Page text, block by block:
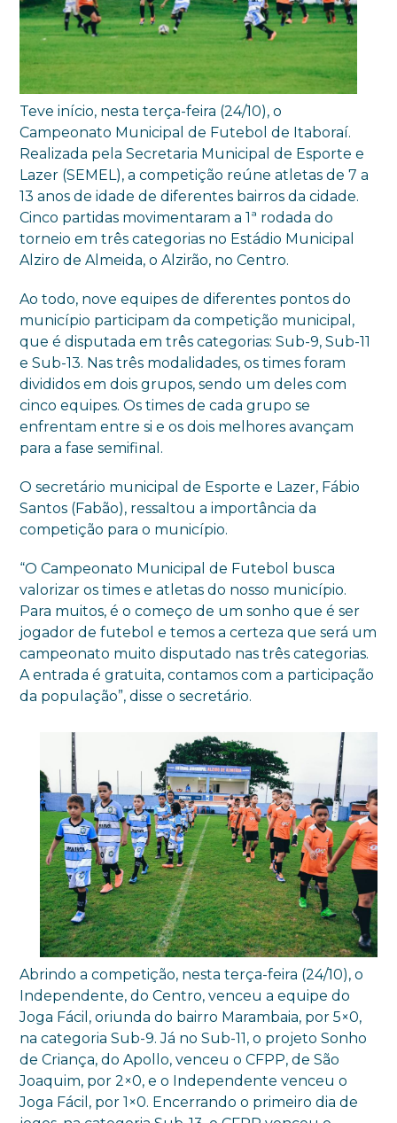
Teve início, nesta terça-feira (24/10), o
Campeonato Municipal de Futebol de Itaboraí.
Realizada pela Secretaria Municipal de Esporte e
Lazer (SEMEL), a competição reúne atletas de 7 a
13 anos de idade de diferentes bairros da cidade.
Cinco partidas movimentaram a 1ª rodada do
torneio em três categorias no Estádio Municipal
Alziro de Almeida, o Alzirão, no Centro.
Ao todo, nove equipes de diferentes pontos do
município participam da competição municipal,
que é disputada em três categorias: Sub-9, Sub-11
e Sub-13. Nas três modalidades, os times foram
divididos em dois grupos, sendo um deles com
cinco equipes. Os times de cada grupo se
enfrentam entre si e os dois melhores avançam
para a fase semifinal.
O secretário municipal de Esporte e Lazer, Fábio
Santos (Fabão), ressaltou a importância da
competição para o município.
“O Campeonato Municipal de Futebol busca
valorizar os times e atletas do nosso município.
Para muitos, é o começo de um sonho que é ser
jogador de futebol e temos a certeza que será um
campeonato muito disputado nas três categorias.
A entrada é gratuita, contamos com a participação
da população”, disse o secretário.
Abrindo a competição, nesta terça-feira (24/10), o
Independente, do Centro, venceu a equipe do
Joga Fácil, oriunda do bairro Marambaia, por 5×0,
na categoria Sub-9. Já no Sub-11, o projeto Sonho
de Criança, do Apollo, venceu o CFPP, de São
Joaquim, por 2×0, e o Independente venceu o
Joga Fácil, por 1×0. Encerrando o primeiro dia de